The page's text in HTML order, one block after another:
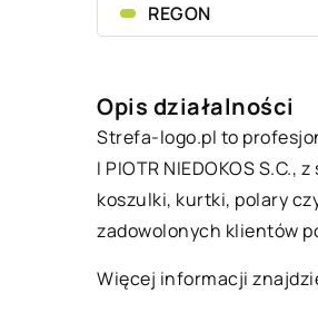
REGON
Opis działalności
Strefa-logo.pl to
I PIOTR NIEDOKOS
koszulki, kurtki, polary
zadowolonych klientów
Więcej informacji